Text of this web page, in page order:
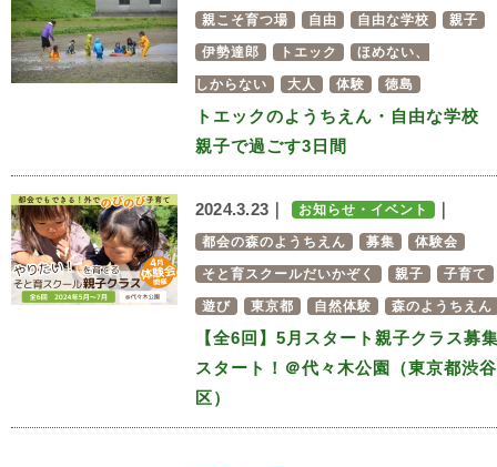
親こそ育つ場 自由 自由な学校 親子
伊勢達郎 トエック ほめない、
しからない 大人 体験 徳島
トエックのようちえん・自由な学校
親子で過ごす3日間
2024.3.23｜ お知らせ・イベント
都会の森のようちえん 募集 体験会
そと育スクールだいかぞく 親子 子育て
遊び 東京都 自然体験 森のようちえん
【全6回】5月スタート親子クラス募
スタート！＠代々木公園（東京都渋谷
区）